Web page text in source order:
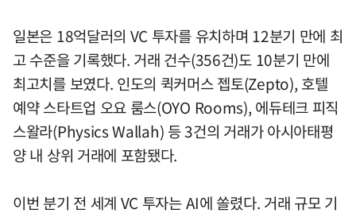
일본은 18억달러의 VC 투자를 유치하며 12분기 만에 최
고 수준을 기록했다. 거래 건수(356건)도 10분기 만에
최고치를 보였다. 인도의 퀵커머스 젭토(Zepto), 호텔
예약 스타트업 오요 룸스(OYO Rooms), 에듀테크 피직
스왈라(Physics Wallah) 등 3건의 거래가 아시아태평
양 내 상위 거래에 포함됐다.
이번 분기 전 세계 VC 투자는 AI에 쏠렸다. 거래 규모 기